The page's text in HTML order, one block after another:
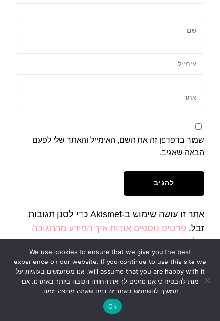
שמור בדפדפן זה את השם, האימייל והאתר שלי לפעם
הבאה שאגיב.
אתר זו עושה שימוש ב-Akismet כדי לסנן תגובות
זבל. פרטים נוספים אודות איך המידע מהתגובה
שלך יעובד.
We use cookies to ensure that we give you the best
experience on our website. If you continue to use this site we
will assume that you are happy with it. אנו משתמשים בעוגיות על
מנת להבטיח כי אנו נותנים לך את החוויה הטובה ביותר באתרנו. אם
תמשיך להשתמש באתר זה נניח שאתה מרוצה ממנו.
Ok